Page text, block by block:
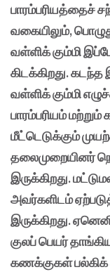
பாரம்பரியத்தைச்
வகையிலும்,
வள்ளிக் கும்மி
கிடக்கிறது.
வள்ளிக் கும்மி
பாரம்பரியம்
மீட்டெடுக்கும்
தலைமுறையினர்
இருக்கிறது.
அவர்களிடம்
இருக்கிறது.
குலப் பெயர்
கணக்குகள் பல்கிக்